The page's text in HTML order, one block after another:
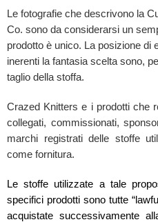
Le fotografie che descrivono la
Co. sono da considerarsi un
prodotto è unico. La posizione di
inerenti la fantasia scelta sono,
taglio della stoffa.
Crazed Knitters e i prodotti che
collegati, commissionati,
marchi registrati delle stoffe
come fornitura.
Le stoffe utilizzate a tale
specifici prodotti sono tutte
acquistate successivamente